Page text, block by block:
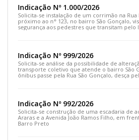
Indicação Nº 1.000/2026
Solicita-se instalação de um corrimão na Rua
próximo ao n° 123, no bairro São Gonçalo,
segurança aos pedestres que transitam pelo
Indicação Nº 999/2026
Solicita-se análise da possibilidade de
transporte coletivo que atende o bairro São
ônibus passe pela Rua São Gonçalo, desça
Indicação Nº 992/2026
Solicita-se construção de uma escadaria de
Araras e a Avenida João Ramos Filho, em
Barro Preto